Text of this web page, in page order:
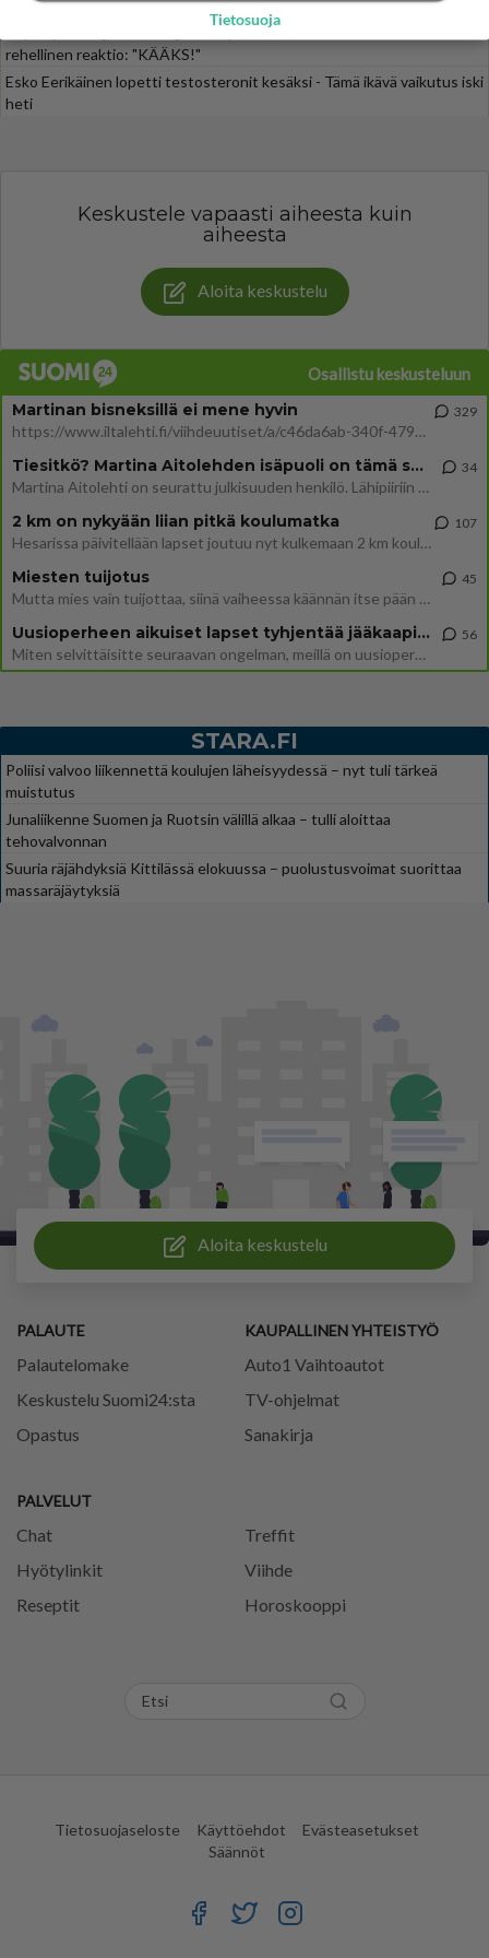
Henry-miljonääriltä
Iloyllätys! Maajussi-Kalle ja Niina palaavat televisioon - Niinalta
rehellinen reaktio: "KÄÄKS!"
Esko Eerikäinen lopetti testosteronit kesäksi - Tämä ikävä vaikutus iski
heti
Keskustele vapaasti aiheesta kuin
aiheesta
Aloita keskustelu
Osallistu keskusteluun
Martinan bisneksillä ei mene hyvin
https://www.iltalehti.fi/viihdeuutiset/a/c46da6ab-340f-4790-aaa7-0865eed2336 Yrityksen konkurssihakemus on tullut kärä
329
Tiesitkö? Martina Aitolehden isäpuoli on tämä suosittu laulaja
Martina Aitolehti on seurattu julkisuuden henkilö. Lähipiiriin mahtuu muitakin tunnettuja henkilöitä. Tiesitkö, että Ma
34
2 km on nykyään liian pitkä koulumatka
Hesarissa päivitellään lapset joutuu nyt kulkemaan 2 km kouluun jösses. Ruostefillarilla tuo matka menee vaikka miten äk
107
Miesten tuijotus
Mutta mies vain tuijottaa, siinä vaiheessa käännän itse pään pois. Mikä juttu? Yleensä jos joku tuijottaa tai katsoo, hä
45
Uusioperheen aikuiset lapset tyhjentää jääkaapin käydessään
Miten selvittäisitte seuraavan ongelman, meillä on uusioperhe, minulla teini-ikäiset lapset ja puolisolla aikuiset, jotk
56
STARA.FI
Poliisi valvoo liikennettä koulujen läheisyydessä – nyt tuli tärkeä
muistutus
Junaliikenne Suomen ja Ruotsin välillä alkaa – tulli aloittaa
tehovalvonnan
Suuria räjähdyksiä Kittilässä elokuussa – puolustusvoimat suorittaa
massaräjäytyksiä
Aloita keskustelu
PALAUTE
Palautelomake
Keskustelu Suomi24:sta
Opastus
PALVELUT
Chat
Treffit
Hyötylinkit
Viihde
Reseptit
Horoskooppi
KAUPALLINEN YHTEISTYÖ
Auto1 Vaihtoautot
TV-ohjelmat
Sanakirja
Tietosuojaseloste Käyttöehdot
Evästeasetukset
Säännöt
Tietosuoja